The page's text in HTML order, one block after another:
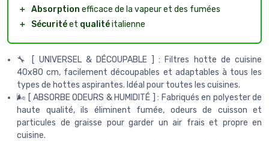
＋ Absorption efficace de la vapeur et des fumées
＋
Sécuritéet qualitéitalienne
🔧 [ UNIVERSEL & DÉCOUPABLE ] : Filtres hotte de cuisine
40x80 cm, facilement découpables et adaptables à tous les
types de hottes aspirantes. Idéal pour toutes les cuisines.
🌬️ [ ABSORBE ODEURS & HUMIDITÉ ] : Fabriqués en polyester de
haute qualité, ils éliminent fumée, odeurs de cuisson et
particules de graisse pour garder un air frais et propre en
cuisine.